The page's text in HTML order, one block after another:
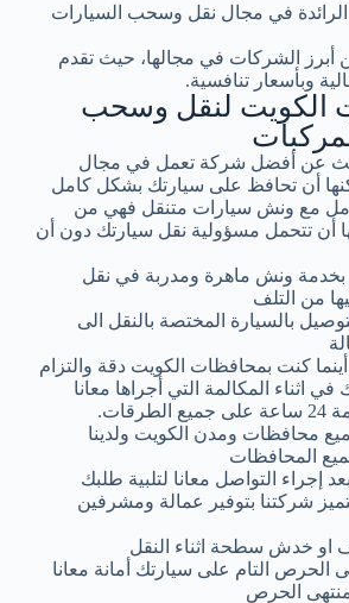
في مجال نقل وسحب السيارات
أبرز الشركات في مجالها، حيث تقدم
وبأسعار تنافسية.
الكويت لنقل وسحب
عن أفضل شركة تعمل في مجال
أن تحافظ على سيارتك بشكل كامل
مع ونش سيارات متنقل فهي من
أن تتحمل مسؤولية نقل سيارتك دون أن
بخدمة ونش ماهرة ومدربة في نقل
من التلف
بالسيارة المختصة بالنقل الى
كنت بمحافظات الكويت دقة والتزام
في اثناء المكالمة التي أجراها معانا
محافظات ومدن الكويت ولدينا
المحافظات
إجراء التواصل معانا لتلبية طلبك
شركتنا بتوفير عمالة ومشرفين
او خدش سطحة اثناء النقل
الحرص التام على سيارتك أمانة معانا
الحرص